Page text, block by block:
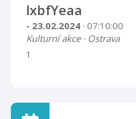
lxbfYeaa
- 23.02.2024 · 07:10:00
Kulturní akce · Ostrava
1